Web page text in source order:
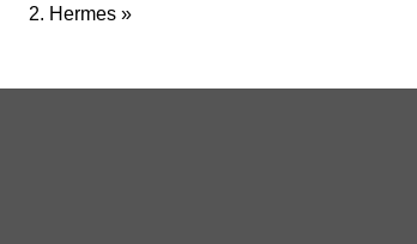
Hermes »